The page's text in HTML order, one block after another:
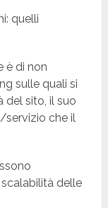
quelli
è di non
sulle quali si
del sito, il suo
servizio che il
delle